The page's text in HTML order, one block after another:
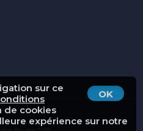
OK
sur ce
de cookies
expérience sur notre